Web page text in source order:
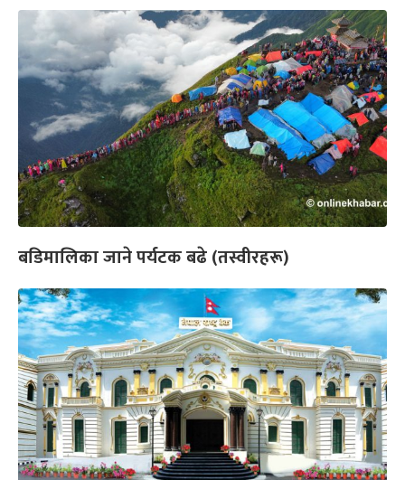
बडिमालिका जाने पर्यटक बढे (तस्वीरहरू)